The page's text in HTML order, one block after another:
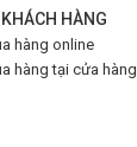
HÀNG
hàng online
hàng tại cửa hàng